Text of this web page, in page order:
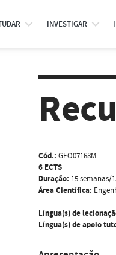
INVESTIGAR
Cód.: GEO07168M
6 ECTS
Duração: 15 semanas/
Área Científica:
Língua(s) de
Língua(s) de apoio